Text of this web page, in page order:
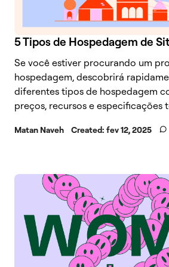
5 Tipos de Hospedagem de
Se você estiver procurando um
hospedagem, descobrirá
diferentes tipos de hospedagem
preços, recursos e especificações
Matan Naveh Created: fev 12, 2025